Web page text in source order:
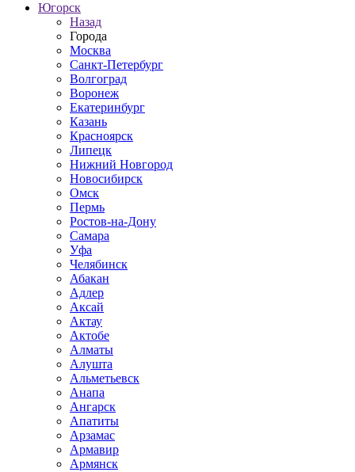
Югорск
Назад
Города
Москва
Санкт-Петербург
Волгоград
Воронеж
Екатеринбург
Казань
Красноярск
Липецк
Нижний Новгород
Новосибирск
Омск
Пермь
Ростов-на-Дону
Самара
Уфа
Челябинск
Абакан
Адлер
Аксай
Актау
Актобе
Алматы
Алушта
Альметьевск
Анапа
Ангарск
Апатиты
Арзамас
Армавир
Армянск